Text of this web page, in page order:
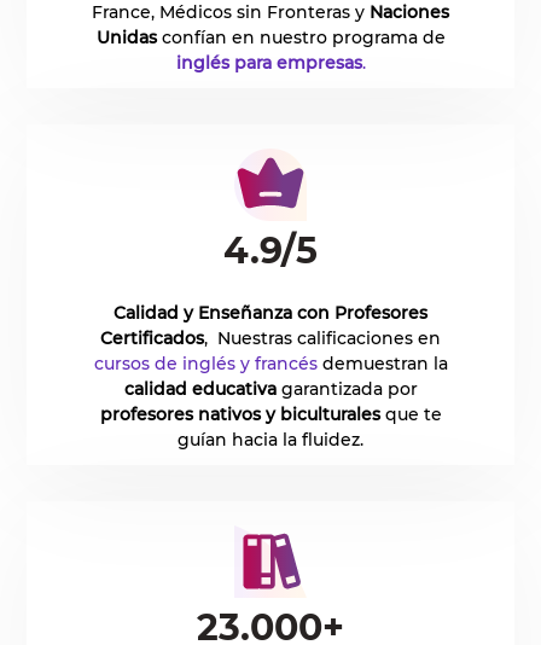
France, Médicos sin Fronteras y Naciones
Unidasconfían en nuestro programa de
inglés para empresas.
4.9/5
Calidad y Enseñanza con Profesores
Certificados, Nuestras calificaciones en
cursos de inglés y francésdemuestran la
calidad educativagarantizada por
profesores nativos y biculturalesque te
guían hacia la fluidez.
23.000+